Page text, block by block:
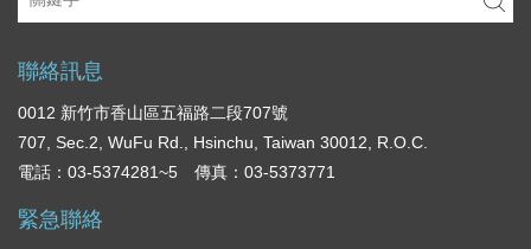
聯絡訊息
0012 新竹市香山區五福路二段707號
707, Sec.2, WuFu Rd., Hsinchu, Taiwan 30012, R.O.C.
電話：03-5374281~5 傳真：03-5373771
緊急聯絡